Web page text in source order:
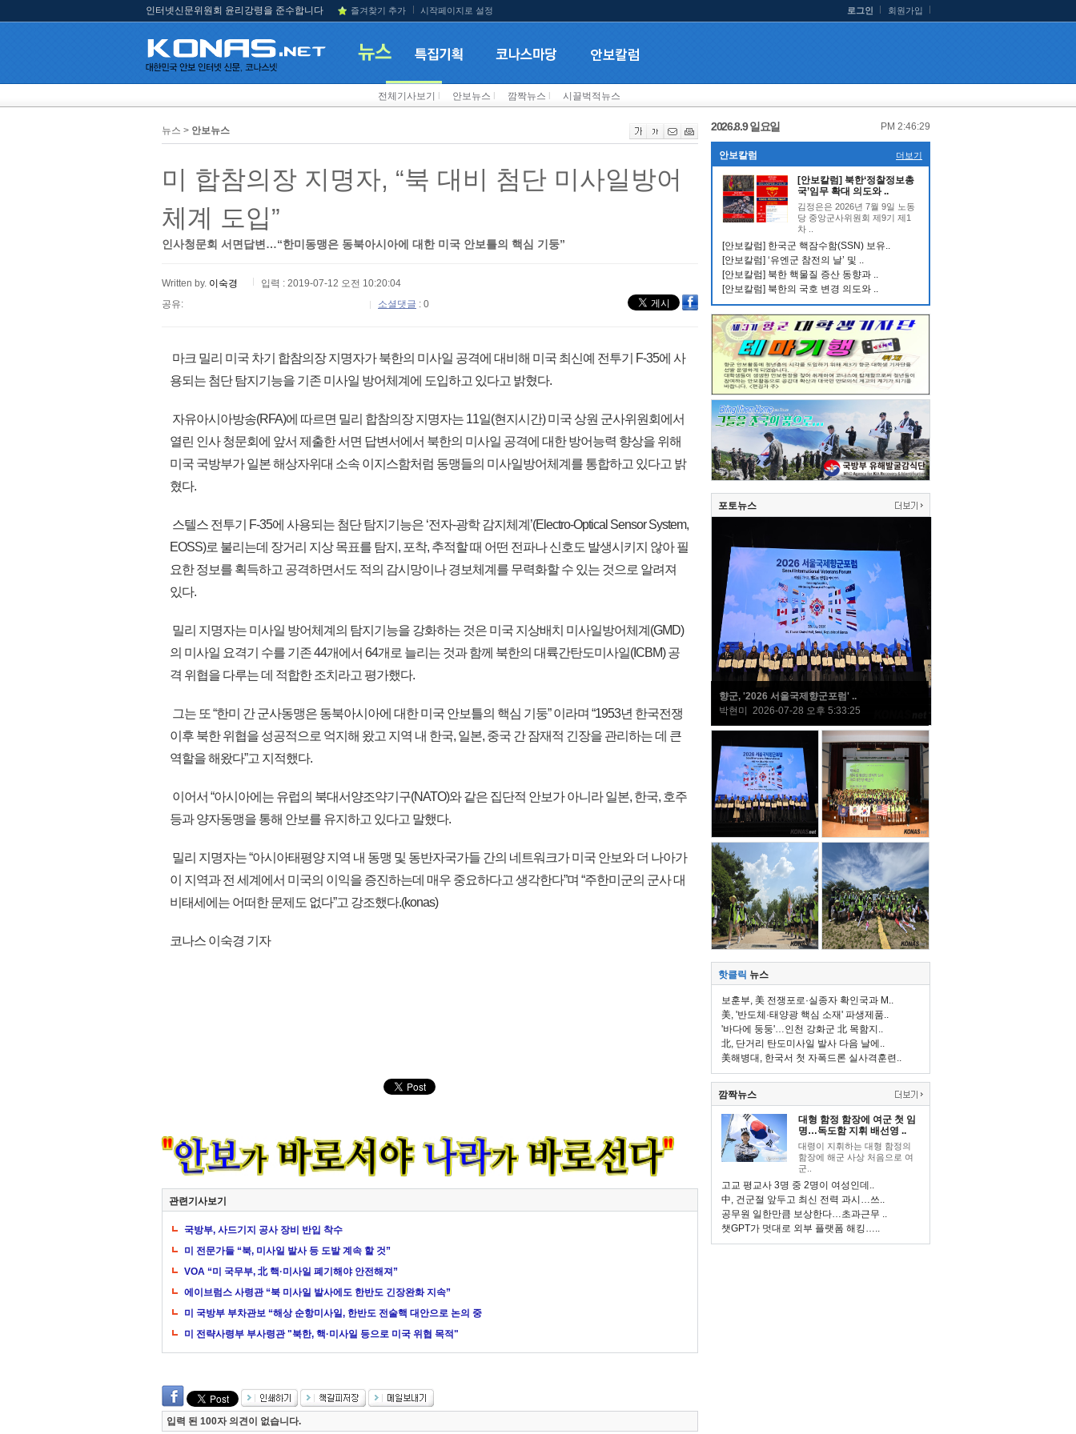
인터넷신문위원회 윤리강령을 준수합니다 즐겨찾기 추가 시작페이지로 설정 로그인 회원가입
전체기사보기 안보뉴스 깜짝뉴스 시끌벅적뉴스
뉴스 > 안보뉴스
미 합참의장 지명자, “북 대비 첨단 미사일방어
체계 도입”
인사청문회 서면답변…“한미동맹은 동북아시아에 대한 미국 안보틀의 핵심 기둥”
Written by. 이숙경
입력 : 2019-07-12 오전 10:20:04
공유:
소셜댓글 : 0
마크 밀리 미국 차기 합참의장 지명자가 북한의 미사일 공격에 대비해 미국 최신예 전투기 F-35에 사
용되는 첨단 탐지기능을 기존 미사일 방어체계에 도입하고 있다고 밝혔다.
자유아시아방송(RFA)에 따르면 밀리 합참의장 지명자는 11일(현지시간) 미국 상원 군사위원회에서
열린 인사 청문회에 앞서 제출한 서면 답변서에서 북한의 미사일 공격에 대한 방어능력 향상을 위해
미국 국방부가 일본 해상자위대 소속 이지스함처럼 동맹들의 미사일방어체계를 통합하고 있다고 밝
혔다.
스텔스 전투기 F-35에 사용되는 첨단 탐지기능은 ‘전자-광학 감지체계’(Electro-Optical Sensor System,
EOSS)로 불리는데 장거리 지상 목표를 탐지, 포착, 추적할 때 어떤 전파나 신호도 발생시키지 않아 필
요한 정보를 획득하고 공격하면서도 적의 감시망이나 경보체계를 무력화할 수 있는 것으로 알려져
있다.
밀리 지명자는 미사일 방어체계의 탐지기능을 강화하는 것은 미국 지상배치 미사일방어체계(GMD)
의 미사일 요격기 수를 기존 44개에서 64개로 늘리는 것과 함께 북한의 대륙간탄도미사일(ICBM) 공
격 위협을 다루는 데 적합한 조치라고 평가했다.
그는 또 “한미 간 군사동맹은 동북아시아에 대한 미국 안보틀의 핵심 기둥” 이라며 “1953년 한국전쟁
이후 북한 위협을 성공적으로 억지해 왔고 지역 내 한국, 일본, 중국 간 잠재적 긴장을 관리하는 데 큰
역할을 해왔다”고 지적했다.
이어서 “아시아에는 유럽의 북대서양조약기구(NATO)와 같은 집단적 안보가 아니라 일본, 한국, 호주
등과 양자동맹을 통해 안보를 유지하고 있다고 말했다.
밀리 지명자는 “아시아태평양 지역 내 동맹 및 동반자국가들 간의 네트워크가 미국 안보와 더 나아가
이 지역과 전 세계에서 미국의 이익을 증진하는데 매우 중요하다고 생각한다”며 “주한미군의 군사 대
비태세에는 어떠한 문제도 없다”고 강조했다.(konas)
코나스 이숙경 기자
관련기사보기
국방부, 사드기지 공사 장비 반입 착수
미 전문가들 “북, 미사일 발사 등 도발 계속 할 것”
VOA “미 국무부, 北 핵·미사일 폐기해야 안전해져”
에이브럼스 사령관 “북 미사일 발사에도 한반도 긴장완화 지속”
미 국방부 부차관보 “해상 순항미사일, 한반도 전술핵 대안으로 논의 중
미 전략사령부 부사령관 "북한, 핵·미사일 등으로 미국 위협 목적"
입력 된 100자 의견이 없습니다.
2026.8.9 일요일 PM 2:46:30
안보칼럼 더보기
[안보칼럼] 북한‘정찰정보총
국’임무 확대 의도와 ..
김정은은 2026년 7월 9일 노동
당 중앙군사위원회 제9기 제1
차 ..
[안보칼럼] 한국군 핵잠수함(SSN) 보유..
[안보칼럼] ‘유엔군 참전의 날’ 및 ..
[안보칼럼] 북한 핵물질 증산 동향과 ..
[안보칼럼] 북한의 국호 변경 의도와 ..
포토뉴스
향군, '2026 서울국제향군포럼' ..
박현미 2026-07-28 오후 5:33:25
핫클릭 뉴스
보훈부, 美 전쟁포로·실종자 확인국과 M..
美, '반도체·태양광 핵심 소재' 파생제품..
'바다에 둥둥'…인천 강화군 北 목함지..
北, 단거리 탄도미사일 발사 다음 날에..
美해병대, 한국서 첫 자폭드론 실사격훈련..
깜짝뉴스
대형 함정 함장에 여군 첫 임
명…독도함 지휘 배선영 ..
대령이 지휘하는 대형 함정의
함장에 해군 사상 처음으로 여
군..
고교 평교사 3명 중 2명이 여성인데..
中, 건군절 앞두고 최신 전력 과시…쓰..
공무원 일한만큼 보상한다…초과근무 ..
챗GPT가 멋대로 외부 플랫폼 해킹…..